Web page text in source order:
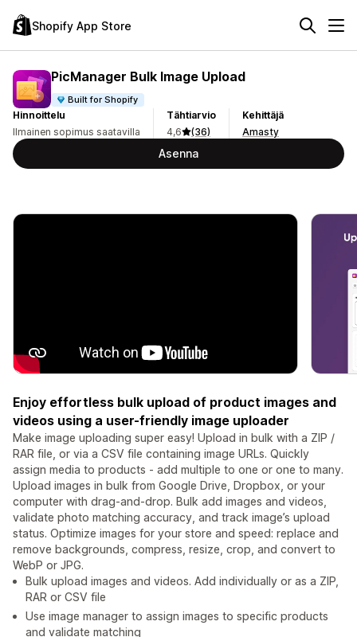
Shopify App Store
PicManager Bulk Image Upload
Built for Shopify
Hinnoittelu
Ilmainen sopimus saatavilla
Tähtiarvio
4,6
(36)
Kehittäjä
Amasty
Asenna
Enjoy effortless bulk upload of product images and
videos using a user-friendly image uploader
Make image uploading super easy! Upload in bulk with a ZIP /
RAR file, or via a CSV file containing image URLs. Quickly
assign media to products - add multiple to one or one to many.
Upload images in bulk from Google Drive, Dropbox, or your
computer with drag-and-drop. Bulk add images and videos,
validate photo matching accuracy, and track image’s upload
status. Optimize images for your store and speed: replace and
remove backgrounds, compress, resize, crop, and convert to
WebP or JPG.
Bulk upload images and videos. Add individually or as a ZIP,
RAR or CSV file
Use image manager to assign images to specific products
and validate matching